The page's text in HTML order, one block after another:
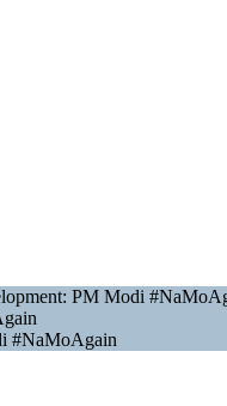
PM Modi
#NaMoAgain